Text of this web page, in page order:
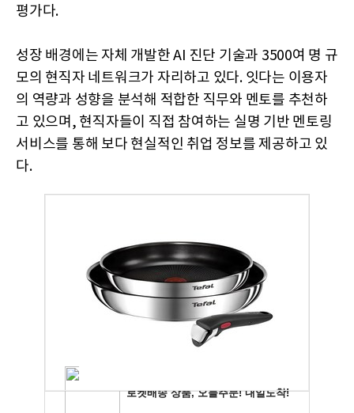
평가다.
성장 배경에는 자체 개발한 AI 진단 기술과 3500여 명 규
모의 현직자 네트워크가 자리하고 있다. 잇다는 이용자
의 역량과 성향을 분석해 적합한 직무와 멘토를 추천하
고 있으며, 현직자들이 직접 참여하는 실명 기반 멘토링
서비스를 통해 보다 현실적인 취업 정보를 제공하고 있
다.